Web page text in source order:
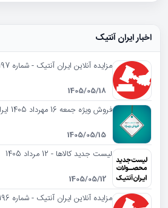
اخبار ایران آنتیک
مزایده آنلاین ایران آنتیک - شماره 197
1405/05/18
فروش ویژه جمعه 16 مهرداد 1405 ایران آنتیک + هدیه ویژه
1405/05/15
لیست جدید کالاها - 12 مرداد 1405
1405/05/12
مزایده آنلاین ایران آنتیک - شماره 196